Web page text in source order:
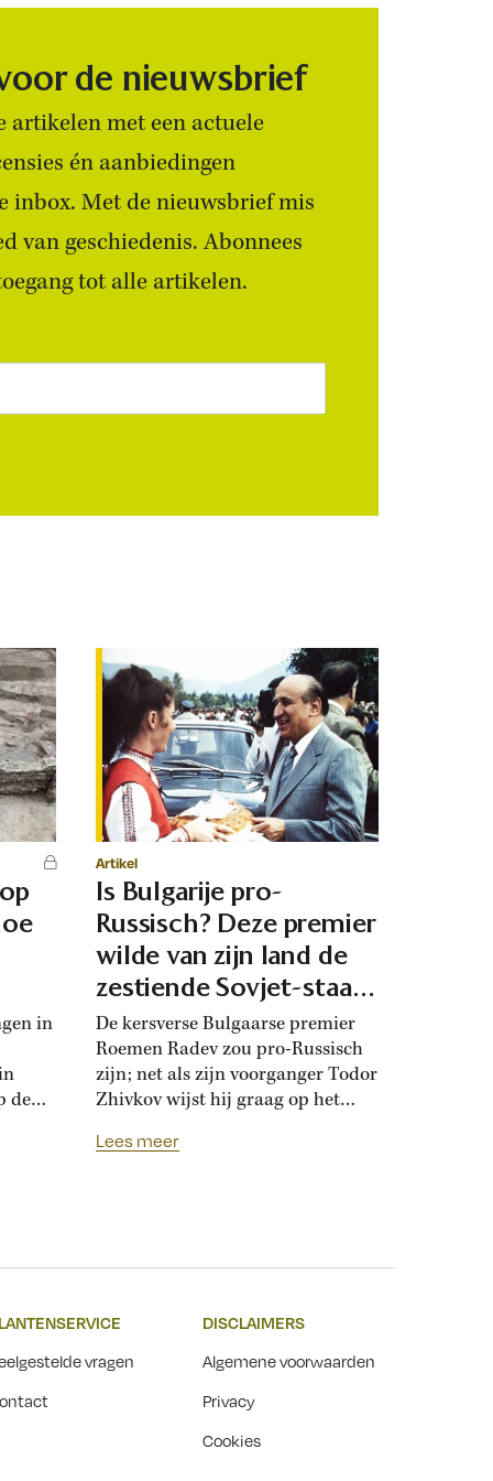
de nieuwsbrief
artikelen met een actuele
én aanbiedingen
inbox. Met de nieuwsbrief mis
van geschiedenis. Abonnees
tot alle artikelen.
in
de
Artikel
Is Bulgarije pro-
Russisch? Deze premier
wilde van zijn land de
zestiende Sovjet-staat
maken
De kersverse Bulgaarse premier
Roemen Radev zou pro-Russisch
zijn; net als zijn voorganger Todor
Zhivkov wijst hij graag op het
1878. Die vroegere premier was zo
Lees meer
vragen
DISCLAIMERS
Algemene voorwaarden
Privacy
Cookies